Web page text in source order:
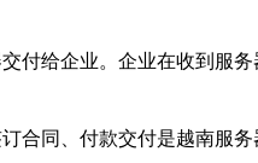
付给企业。企业在收到服
合同、付款交付是越南服